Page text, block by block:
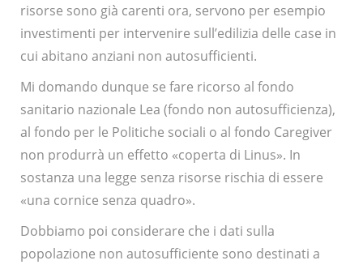
risorse sono già carenti ora, servono per esempio
investimenti per intervenire sull’edilizia delle case in
cui abitano anziani non autosufficienti.
Mi domando dunque se fare ricorso al fondo
sanitario nazionale Lea (fondo non autosufficienza),
al fondo per le Politiche sociali o al fondo Caregiver
non produrrà un effetto «coperta di Linus». In
sostanza una legge senza risorse rischia di essere
«una cornice senza quadro».
Dobbiamo poi considerare che i dati sulla
popolazione non autosufficiente sono destinati a